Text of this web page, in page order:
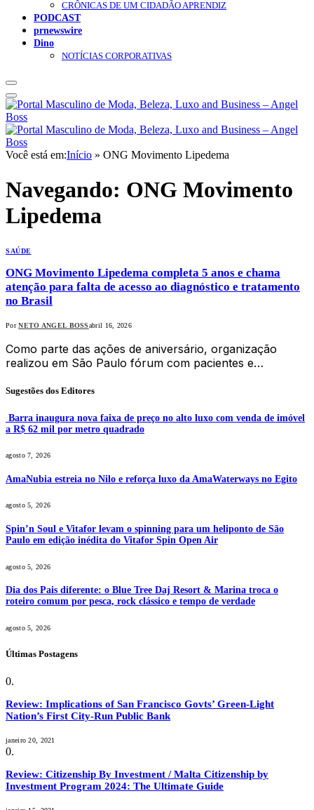
CRÔNICAS DE UM CIDADÃO APRENDIZ
PODCAST
prnewswire
Dino
NOTÍCIAS CORPORATIVAS
Você está em:Início » ONG Movimento Lipedema
Navegando: ONG Movimento
Lipedema
SAÚDE
ONG Movimento Lipedema completa 5 anos e chama
atenção para falta de acesso ao diagnóstico e tratamento
no Brasil
Por NETO ANGEL BOSSabril 16, 2026
Como parte das ações de aniversário, organização
realizou em São Paulo fórum com pacientes e…
Sugestões dos Editores
Barra inaugura nova faixa de preço no alto luxo com venda de imóvel
a R$ 62 mil por metro quadrado
agosto 7, 2026
AmaNubia estreia no Nilo e reforça luxo da AmaWaterways no Egito
agosto 5, 2026
Spin’n Soul e Vitafor levam o spinning para um heliponto de São
Paulo em edição inédita do Vitafor Spin Open Air
agosto 5, 2026
Dia dos Pais diferente: o Blue Tree Daj Resort & Marina troca o
roteiro comum por pesca, rock clássico e tempo de verdade
agosto 5, 2026
Últimas Postagens
Review: Implications of San Francisco Govts’ Green-Light
Nation’s First City-Run Public Bank
janeiro 20, 2021
Review: Citizenship By Investment / Malta Citizenship by
Investment Program 2024: The Ultimate Guide